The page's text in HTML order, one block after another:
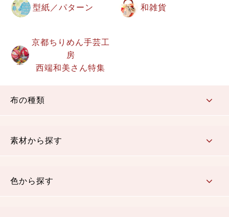
型紙／パターン 和雑貨
京都ちりめん手芸工
房
西端和美さん特集
布の種類
素材から探す
色から探す